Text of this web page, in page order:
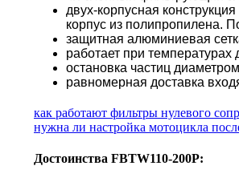
двух-корпусная
корпус из полипропилена.
защитная алюминиевая
работает при
остановка частиц
равномерная доставка
как работают фильтры нулевого
нужна ли настройка мотоцикла
Достоинства FBTW110-200P: